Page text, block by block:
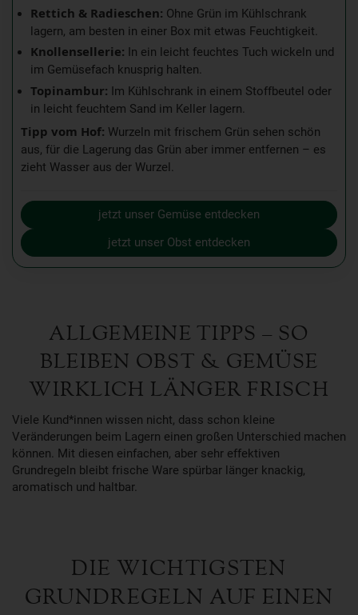
Rettich & Radieschen: Ohne Grün im Kühlschrank
lagern, am besten in einer Box mit etwas Feuchtigkeit.
Knollensellerie: In ein leicht feuchtes Tuch wickeln und
im Gemüsefach knusprig halten.
Topinambur: Im Kühlschrank in einem Stoffbeutel oder
in leicht feuchtem Sand im Keller lagern.
Tipp vom Hof: Wurzeln mit frischem Grün sehen schön
aus, für die Lagerung das Grün aber immer entfernen – es
zieht Wasser aus der Wurzel.
jetzt unser Gemüse entdecken
jetzt unser Obst entdecken
ALLGEMEINE TIPPS – SO
BLEIBEN OBST & GEMÜSE
WIRKLICH LÄNGER FRISCH
Viele Kund*innen wissen nicht, dass schon kleine
Veränderungen beim Lagern einen großen Unterschied machen
können. Mit diesen einfachen, aber sehr effektiven
Grundregeln bleibt frische Ware spürbar länger knackig,
aromatisch und haltbar.
DIE WICHTIGSTEN
GRUNDREGELN AUF EINEN